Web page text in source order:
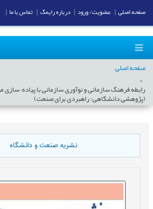
صفحه اصلی
رابطه فرهنگ سازمانی و نوآوری سازمانی با پیاده¬سازی
(پژوهشی دانشگاهی: راهبردی برای صنعت)
نشریه صنعت و دانشگاه
صفحه اصلی عضویت/ ورود درباره رایمگ تماس با ما